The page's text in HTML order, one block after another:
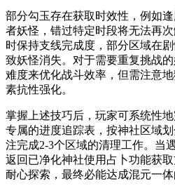
部分勾玉存在获取时效性，例如
者妖怪，错过特定时段将无法再
时保持支线完成度，部分区域在
致妖怪消失。对于需要重复挑战
难度来优化战斗效率，但需注意
素抗性强化。
掌握上述技巧后，玩家可系统性
专属的进度追踪表，按神社区域
注完成2-3个区域的清理工作。当
返回已净化神社使用占卜功能获
耐心探索，最终必能达成混元一体